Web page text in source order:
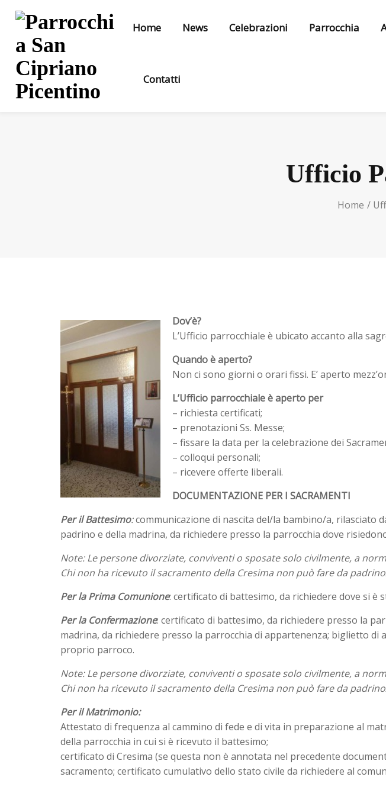
Home News Celebrazioni Parrocchia
Contatti
Ufficio
Home
Dov’è?
L’Ufficio parrocchiale è ubicato accanto alla
Quando è aperto?
Non ci sono giorni o orari fissi. E’ aperto
L’Ufficio parrocchiale è aperto per
– richiesta certificati;
– prenotazioni Ss. Messe;
– fissare la data per la celebrazione dei
– colloqui personali;
– ricevere offerte liberali.
DOCUMENTAZIONE PER I SACRAMENTI
Per il Battesimo:communicazione di nascita del/la bambino/a, rilasciato
padrino e della madrina, da richiedere presso la parrocchia dove
Note: Le persone divorziate, conviventi o sposate solo civilmente, a
Chi non ha ricevuto il sacramento della Cresima non può fare da
Per la Prima Comunione: certificato di battesimo, da richiedere dove si è
Per la Confermazione: certificato di battesimo, da richiedere presso la
madrina, da richiedere presso la parrocchia di appartenenza; biglietto
proprio parroco.
Note: Le persone divorziate, conviventi o sposate solo civilmente, a
Chi non ha ricevuto il sacramento della Cresima non può fare da
Per il Matrimonio:
Attestato di frequenza al cammino di fede e di vita in preparazione al
della parrocchia in cui si è ricevuto il battesimo;
certificato di Cresima (se questa non è annotata nel precedente
sacramento; certificato cumulativo dello stato civile da richiedere al